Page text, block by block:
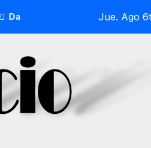
Fest 5 completa su
Jue. Ago